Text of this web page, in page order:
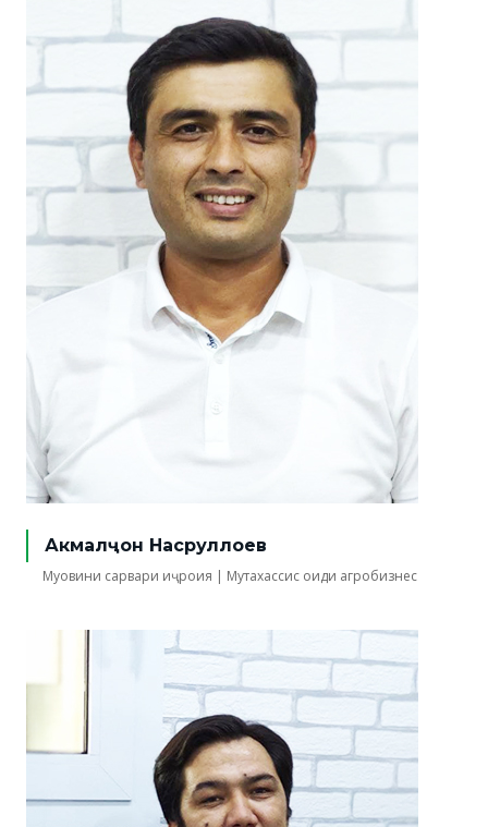
Акмалҷон Насруллоев
Муовини сарвари иҷроия | Мутахассис оиди агробизнес